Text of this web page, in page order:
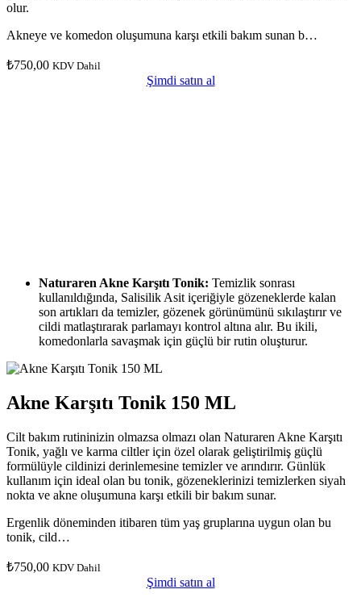
olur.
Akneye ve komedon oluşumuna karşı etkili bakım sunan b…
₺750,00 KDV Dahil
Şimdi satın al
Naturaren Akne Karşıtı Tonik: Temizlik sonrası
kullanıldığında, Salisilik Asit içeriğiyle gözeneklerde kalan
son artıkları da temizler, gözenek görünümünü sıkılaştırır ve
cildi matlaştırarak parlamayı kontrol altına alır. Bu ikili,
komedonlarla savaşmak için güçlü bir rutin oluşturur.
Akne Karşıtı Tonik 150 ML
Cilt bakım rutininizin olmazsa olmazı olan Naturaren Akne Karşıtı
Tonik, yağlı ve karma ciltler için özel olarak geliştirilmiş güçlü
formülüyle cildinizi derinlemesine temizler ve arındırır. Günlük
kullanım için ideal olan bu tonik, gözeneklerinizi temizlerken siyah
nokta ve akne oluşumuna karşı etkili bir bakım sunar.
Ergenlik döneminden itibaren tüm yaş gruplarına uygun olan bu
tonik, cild…
₺750,00 KDV Dahil
Şimdi satın al